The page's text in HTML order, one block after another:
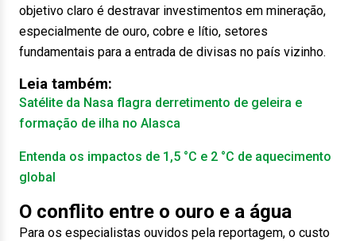
objetivo claro é destravar investimentos em mineração,
especialmente de ouro, cobre e lítio, setores
fundamentais para a entrada de divisas no país vizinho.
Leia também:
Satélite da Nasa flagra derretimento de geleira e
formação de ilha no Alasca
Entenda os impactos de 1,5 °C e 2 °C de aquecimento
global
O conflito entre o ouro e a água
Para os especialistas ouvidos pela reportagem, o custo